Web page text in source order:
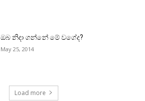
ඔබ නිදා ගන්නේ මේ වගේද?
May 25, 2014
Load more